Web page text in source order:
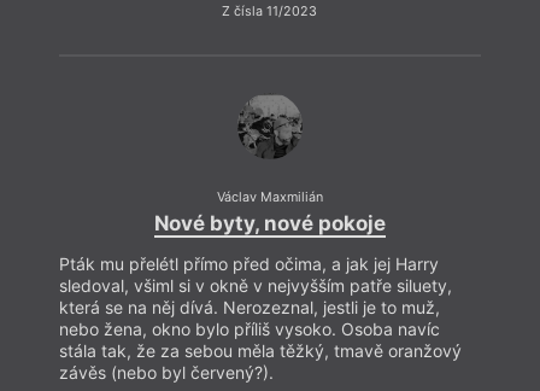
Z čísla 11/2023
Václav Maxmilián
Nové byty, nové pokoje
Pták mu přelétl přímo před očima, a jak jej Harry
sledoval, všiml si v okně v nejvyšším patře siluety,
která se na něj dívá. Nerozeznal, jestli je to muž,
nebo žena, okno bylo příliš vysoko. Osoba navíc
stála tak, že za sebou měla těžký, tmavě oranžový
závěs (nebo byl červený?).